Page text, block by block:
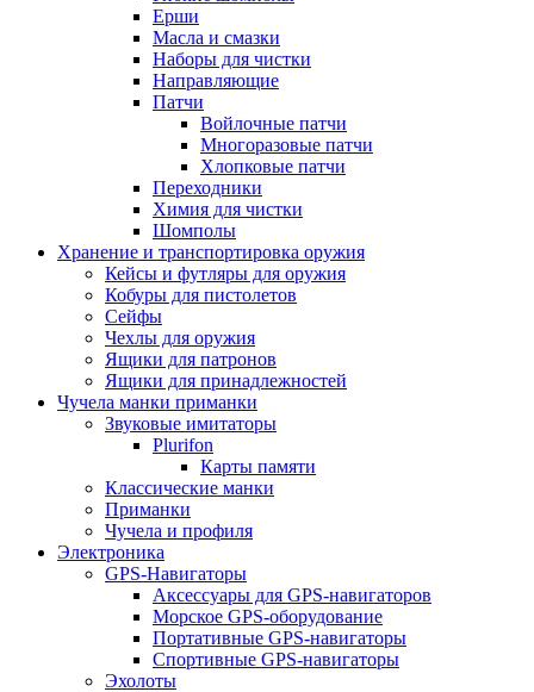
Ерши
Масла и смазки
Наборы для чистки
Направляющие
Патчи
Войлочные патчи
Многоразовые патчи
Хлопковые патчи
Переходники
Химия для чистки
Шомполы
Хранение и транспортировка оружия
Кейсы и футляры для оружия
Кобуры для пистолетов
Сейфы
Чехлы для оружия
Ящики для патронов
Ящики для принадлежностей
Чучела манки приманки
Звуковые имитаторы
Plurifon
Карты памяти
Классические манки
Приманки
Чучела и профиля
Электроника
GPS-Навигаторы
Аксессуары для GPS-навигаторов
Морское GPS-оборудование
Портативные GPS-навигаторы
Спортивные GPS-навигаторы
Эхолоты